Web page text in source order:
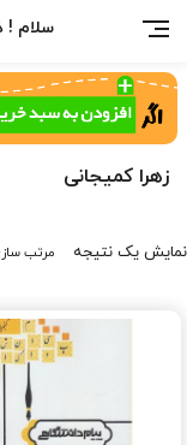
سلام !
زهرا کمیجانی
نمایش یک نتیجه